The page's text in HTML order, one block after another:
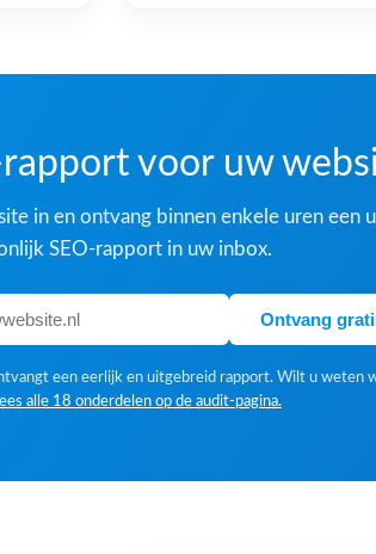
voor uw
in en ontvang binnen enkele uren een
SEO-rapport in uw inbox.
Ontvang
een eerlijk en uitgebreid rapport. Wilt u weten
alle 18 onderdelen op de audit-pagina.